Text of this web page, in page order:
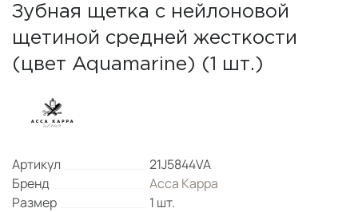
Зубная щетка с нейлоновой
щетиной средней жесткости
(цвет Aquamarine) (1 шт.)
Артикул
21J5844VA
Бренд
Acca Kappa
Размер
1 шт.